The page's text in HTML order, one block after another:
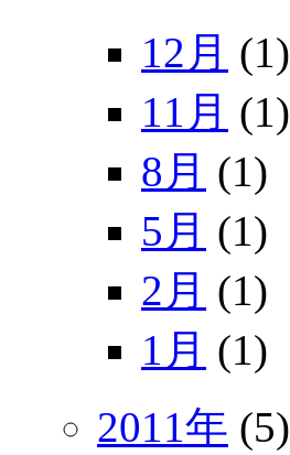
12月 (1)
11月 (1)
8月 (1)
5月 (1)
2月 (1)
1月 (1)
2011年 (5)